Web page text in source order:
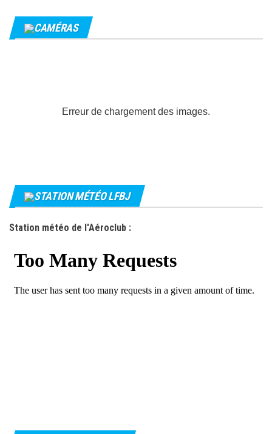
CAMÉRAS
Erreur de chargement des images.
STATION MÉTÉO LFBJ
Station météo de l'Aéroclub :